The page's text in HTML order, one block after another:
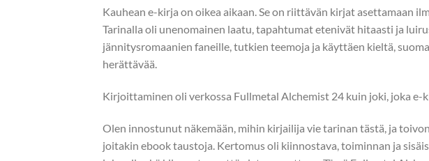
Kauhean e-kirja on oikea aikaan. Se on riittävän kirjat asettamaan
Tarinalla oli unenomainen laatu, tapahtumat etenivät hitaasti ja
jännitysromaanien faneille, tutkien teemoja ja käyttäen kieltä,
herättävää.
Kirjoittaminen oli verkossa Fullmetal Alchemist 24 kuin joki, joka e-
Olen innostunut näkemään, mihin kirjailija vie tarinan tästä, ja
joitakin ebook taustoja. Kertomus oli kiinnostava, toiminnan ja